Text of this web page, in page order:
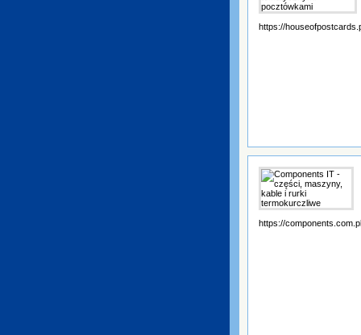
https://
https://components.com.pl